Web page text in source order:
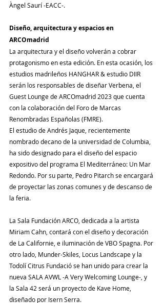
Àngel Saurí -EACC-.
Diseño, arquitectura y espacios en
ARCOmadrid
La arquitectura y el diseño volverán a cobrar
protagonismo en esta edición. En esta ocasión, los
estudios madrileños HANGHAR & estudio DIIR
serán los responsables de diseñar Verbena, el
Guest Lounge de ARCOmadrid 2023 que cuenta
con la colaboración del Foro de Marcas
Renombradas Españolas (FMRE).
El estudio de Andrés Jaque, recientemente
nombrado decano de la universidad de Columbia,
ha sido designado para el diseño del espacio
expositivo del programa El Mediterráneo: Un Mar
Redondo. Por su parte, Pedro Pitarch se encargará
de proyectar las zonas comunes y de descanso de
la feria.
La Sala Fundación ARCO, dedicada a la artista
Miriam Cahn, contará con el diseño y decoración
de La Californie, e iluminación de VBO Spagna. Por
otro lado, Munder-Skiles, Locus Landscape y la
Todolí Citrus Fundació se han unido para crear la
nueva SALA AVWL -A Very Welcoming Lounge-, y
la Sala 42 será un proyecto de Kave Home,
diseñado por Isern Serra.